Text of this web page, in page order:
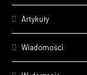
Artykuły
Wiadomości